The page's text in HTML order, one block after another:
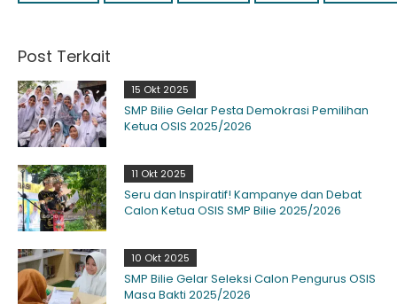
Post Terkait
15 Okt 2025
SMP Bilie Gelar Pesta Demokrasi Pemilihan
Ketua OSIS 2025/2026
11 Okt 2025
Seru dan Inspiratif! Kampanye dan Debat
Calon Ketua OSIS SMP Bilie 2025/2026
10 Okt 2025
SMP Bilie Gelar Seleksi Calon Pengurus OSIS
Masa Bakti 2025/2026